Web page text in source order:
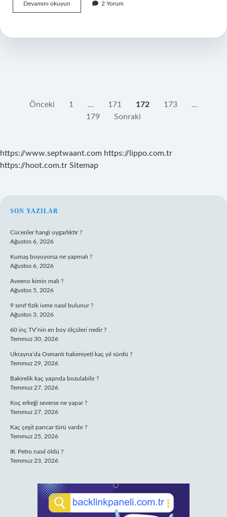
Devamını okuyun
Türk
2 Yorum
YAZI
Önceki 1 … 171 172 173
…
179
Sonraki
https://www.septwaant.com https://lippo.com.tr
https://hoot.com.tr Sitemap
SIDEBAR
SON YAZILAR
Cücenler hangi uygarlıktır ?
Ağustos 6, 2026
Kumaş boyuyorsa ne yapmalı ?
Ağustos 6, 2026
Aveeno kimin malı ?
Ağustos 5, 2026
9 sınıf fizik ivme nasıl bulunur ?
Ağustos 3, 2026
60 inç TV’nin en boy ölçüleri nedir ?
Temmuz 30, 2026
Ukrayna’da Osmanlı hakimiyeti kaç yıl sürdü ?
Temmuz 29, 2026
Bakirelik kaç yaşında bozulabilir ?
Temmuz 27, 2026
Koç erkeği severse ne yapar ?
Temmuz 27, 2026
Kaç çeşit pancar türü vardır ?
Temmuz 25, 2026
III. Petro nasıl öldü ?
Temmuz 23, 2026